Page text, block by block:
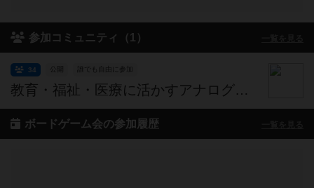
参加コミュニティ（1）
教育・福祉・医療に活かすアナログゲーム会
公開 誰でも自由に参加
34
ボードゲーム会の参加履歴